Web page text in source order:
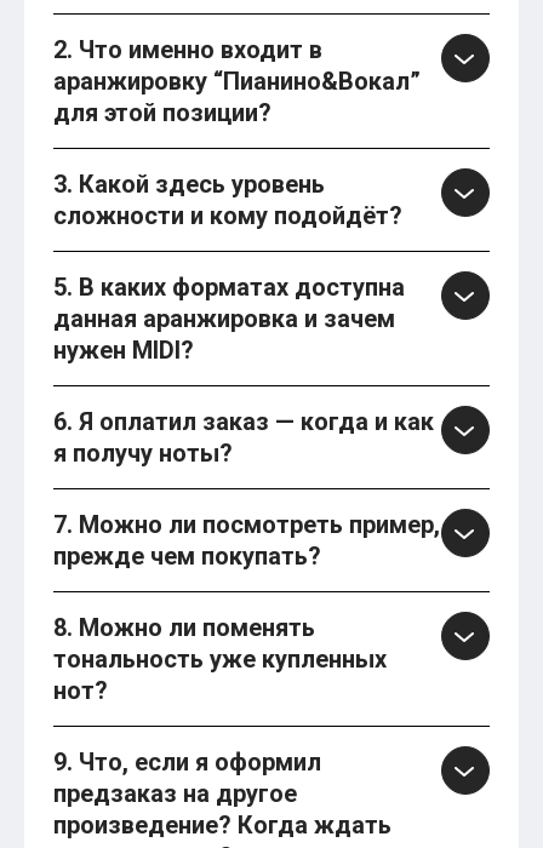
2. Что именно входит в
аранжировку “Пианино&Вокал”
для этой позиции?
3. Какой здесь уровень
сложности и кому подойдёт?
5. В каких форматах доступна
данная аранжировка и зачем
нужен MIDI?
6. Я оплатил заказ — когда и как
я получу ноты?
7. Можно ли посмотреть пример,
прежде чем покупать?
8. Можно ли поменять
тональность уже купленных
нот?
9. Что, если я оформил
предзаказ на другое
произведение? Когда ждать